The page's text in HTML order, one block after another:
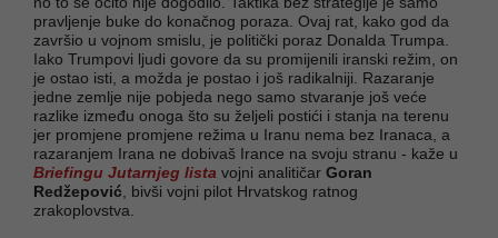
pravljenje buke do konačnog poraza. Ovaj rat, kako god da
završio u vojnom smislu, je politički poraz Donalda Trumpa.
Iako Trumpovi ljudi govore da su promijenili iranski režim, on
je ostao isti, a možda je postao i još radikalniji. Razaranje
jedne zemlje nije pobjeda nego samo stvaranje još veće
razlike između onoga što su željeli postići i stanja na terenu
jer promjene promjene režima u Iranu nema bez Iranaca, a
razaranjem Irana ne dobivaš Irance na svoju stranu - kaže u
Briefingu Jutarnjeg lista vojni analitičar Goran
Redžepović , bivši vojni pilot Hrvatskog ratnog
zrakoplovstva.